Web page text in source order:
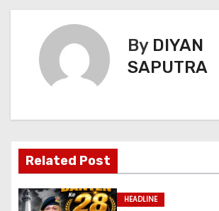
By DIYAN
SAPUTRA
Related Post
HEADLINE